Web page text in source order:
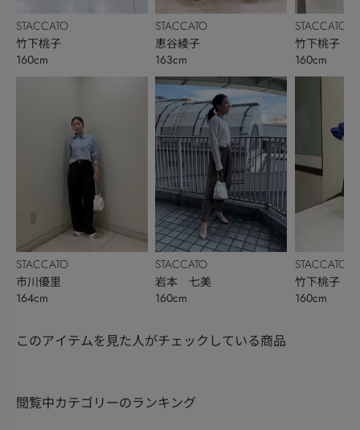
STACCATO
竹下桃子
160cm
STACCATO
市川優里
164cm
STACCATO
恵谷綾子
163cm
STACCATO
岩本 七美
160cm
STACCATO
竹下桃子
160cm
STACCATO
竹下桃子
160cm
このアイテムを見た人がチェックしている商品
閲覧中カテゴリーのランキング